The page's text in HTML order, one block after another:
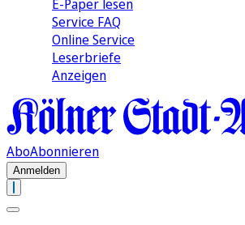
E-Paper lesen
Service FAQ
Online Service
Leserbriefe
Anzeigen
AboAbonnieren
Anmelden